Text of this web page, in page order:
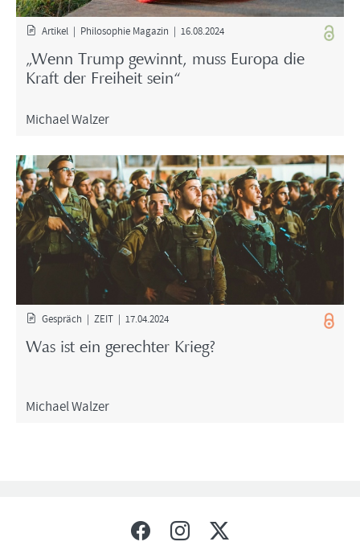
Ar­ti­kel | Phi­lo­so­phie Ma­ga­zin | 16.08.2024
„Wenn Trump ge­winnt, muss Eu­ro­pa die
Kraft der Frei­heit sein“
Mi­cha­el Wal­zer
Ge­spräch | ZEIT | 17.04.2024
Was ist ein ge­rech­ter Krieg?
Mi­cha­el Wal­zer